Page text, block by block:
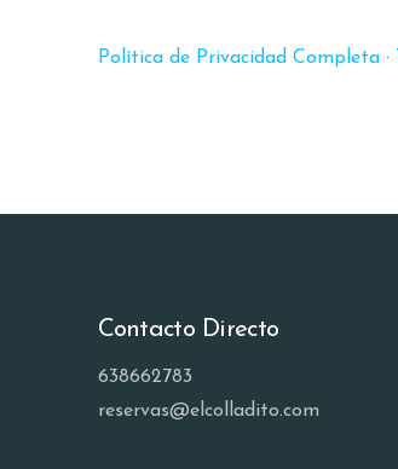
Política de Privacidad Completa·
Contacto Directo
638662783
reservas@elcolladito.com